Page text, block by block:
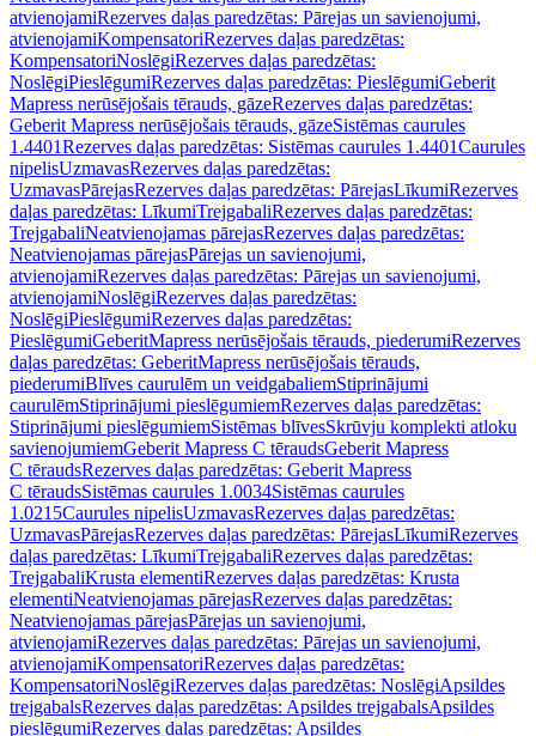
atvienojamiRezerves daļas paredzētas: Pārejas un savienojumi,
atvienojamiKompensatoriRezerves daļas paredzētas:
KompensatoriNoslēgiRezerves daļas paredzētas:
NoslēgiPieslēgumiRezerves daļas paredzētas: PieslēgumiGeberit
Mapress nerūsējošais tērauds, gāzeRezerves daļas paredzētas:
Geberit Mapress nerūsējošais tērauds, gāzeSistēmas caurules
1.4401Rezerves daļas paredzētas: Sistēmas caurules 1.4401Caurules
nipelisUzmavasRezerves daļas paredzētas:
UzmavasPārejasRezerves daļas paredzētas: PārejasLīkumiRezerves
daļas paredzētas: LīkumiTrejgabaliRezerves daļas paredzētas:
TrejgabaliNeatvienojamas pārejasRezerves daļas paredzētas:
Neatvienojamas pārejasPārejas un savienojumi,
atvienojamiRezerves daļas paredzētas: Pārejas un savienojumi,
atvienojamiNoslēgiRezerves daļas paredzētas:
NoslēgiPieslēgumiRezerves daļas paredzētas:
PieslēgumiGeberitMapress nerūsējošais tērauds, piederumiRezerves
daļas paredzētas: GeberitMapress nerūsējošais tērauds,
piederumiBlīves caurulēm un veidgabaliemStiprinājumi
caurulēmStiprinājumi pieslēgumiemRezerves daļas paredzētas:
Stiprinājumi pieslēgumiemSistēmas blīvesSkrūvju komplekti atloku
savienojumiemGeberit Mapress C tēraudsGeberit Mapress
C tēraudsRezerves daļas paredzētas: Geberit Mapress
C tēraudsSistēmas caurules 1.0034Sistēmas caurules
1.0215Caurules nipelisUzmavasRezerves daļas paredzētas:
UzmavasPārejasRezerves daļas paredzētas: PārejasLīkumiRezerves
daļas paredzētas: LīkumiTrejgabaliRezerves daļas paredzētas:
TrejgabaliKrusta elementiRezerves daļas paredzētas: Krusta
elementiNeatvienojamas pārejasRezerves daļas paredzētas:
Neatvienojamas pārejasPārejas un savienojumi,
atvienojamiRezerves daļas paredzētas: Pārejas un savienojumi,
atvienojamiKompensatoriRezerves daļas paredzētas:
KompensatoriNoslēgiRezerves daļas paredzētas: NoslēgiApsildes
trejgabalsRezerves daļas paredzētas: Apsildes trejgabalsApsildes
pieslēgumiRezerves daļas paredzētas: Apsildes